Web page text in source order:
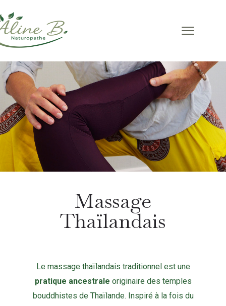
Massage Thaïlandais
Massage
Thaïlandais
Le massage thaïlandais traditionnel est une
pratique ancestrale originaire des temples
bouddhistes de Thaïlande. Inspiré à la fois du